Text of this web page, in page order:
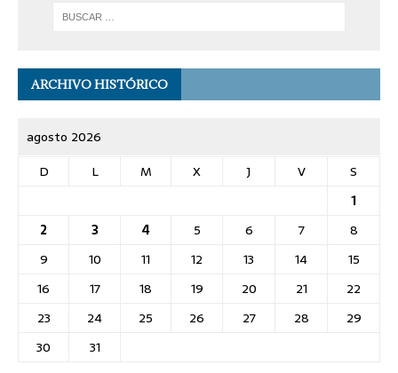
ARCHIVO HISTÓRICO
agosto 2026
D
L M X J V
S
1
2
3 4 5 6 7
8
9
10 11 12 13 14
15
16
17 18 19 20 21
22
23
24 25 26 27 28
29
30
31